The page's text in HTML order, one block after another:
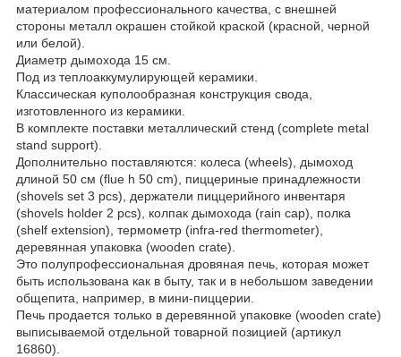
материалом профессионального качества, с внешней
стороны металл окрашен стойкой краской (красной, черной
или белой).
Диаметр дымохода 15 см.
Под из теплоаккумулирующей керамики.
Классическая куполообразная конструкция свода,
изготовленного из керамики.
В комплекте поставки металлический стенд (complete metal
stand support).
Дополнительно поставляются: колеса (wheels), дымоход
длиной 50 см (flue h 50 cm), пиццериные принадлежности
(shovels set 3 pcs), держатели пиццерийного инвентаря
(shovels holder 2 pcs), колпак дымохода (rain cap), полка
(shelf extension), термометр (infra-red thermometer),
деревянная упаковка (wooden crate).
Это полупрофессиональная дровяная печь, которая может
быть использована как в быту, так и в небольшом заведении
общепита, например, в мини-пиццерии.
Печь продается только в деревянной упаковке (wooden crate)
выписываемой отдельной товарной позицией (артикул
16860).